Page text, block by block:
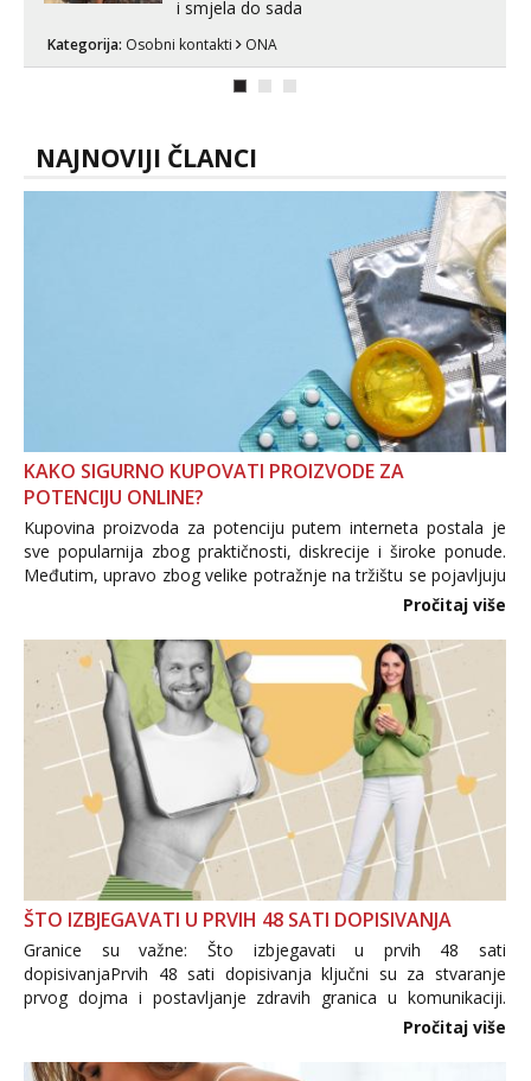
i smjela do sada
Kategorija: Osobni kontakti ONA
NAJNOVIJI ČLANCI
KAKO SIGURNO KUPOVATI PROIZVODE ZA
POTENCIJU ONLINE?
Kupovina proizvoda za potenciju putem interneta postala je
sve popularnija zbog praktičnosti, diskrecije i široke ponude.
Međutim, upravo zbog velike potražnje na tržištu se pojavljuju
i brojni krivotvoreni proizvodi, nepouzdane internetske
Pročitaj više
ŠTO IZBJEGAVATI U PRVIH 48 SATI DOPISIVANJA
Granice su važne: Što izbjegavati u prvih 48 sati
dopisivanjaPrvih 48 sati dopisivanja ključni su za stvaranje
prvog dojma i postavljanje zdravih granica u komunikaciji.
Važno je izbjeći prebrzo otkrivanje osobnih ili intimnih
informacija, jer nepoznata osoba još nije zaslužila to
povjerenje. Takođe...
Pročitaj više